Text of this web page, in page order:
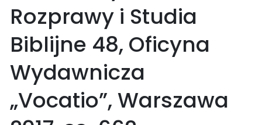
Rozprawy i Studia
Biblijne 48, Oficyna
Wydawnicza
„Vocatio”, Warszawa